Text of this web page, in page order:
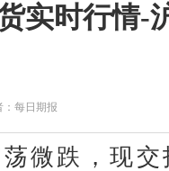
实时行情-
：每日期报
跌，现交